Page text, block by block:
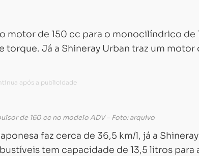
motor de 150 cc para o monocilíndrico de
Já a Shineray Urban traz um motor
de 160 cc no modelo ADV – Foto: arquivo
faz cerca de 36,5 km/l, já a
tem capacidade de 13,5 litros para